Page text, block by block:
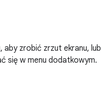
, aby zrobić zrzut ekranu, lub
się w menu dodatkowym.